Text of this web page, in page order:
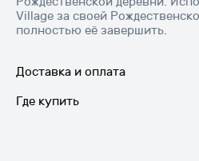
Village за своей
полностью её завершить.
Доставка и оплата
Где купить